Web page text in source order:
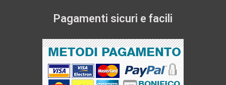
Pagamenti sicuri e facili